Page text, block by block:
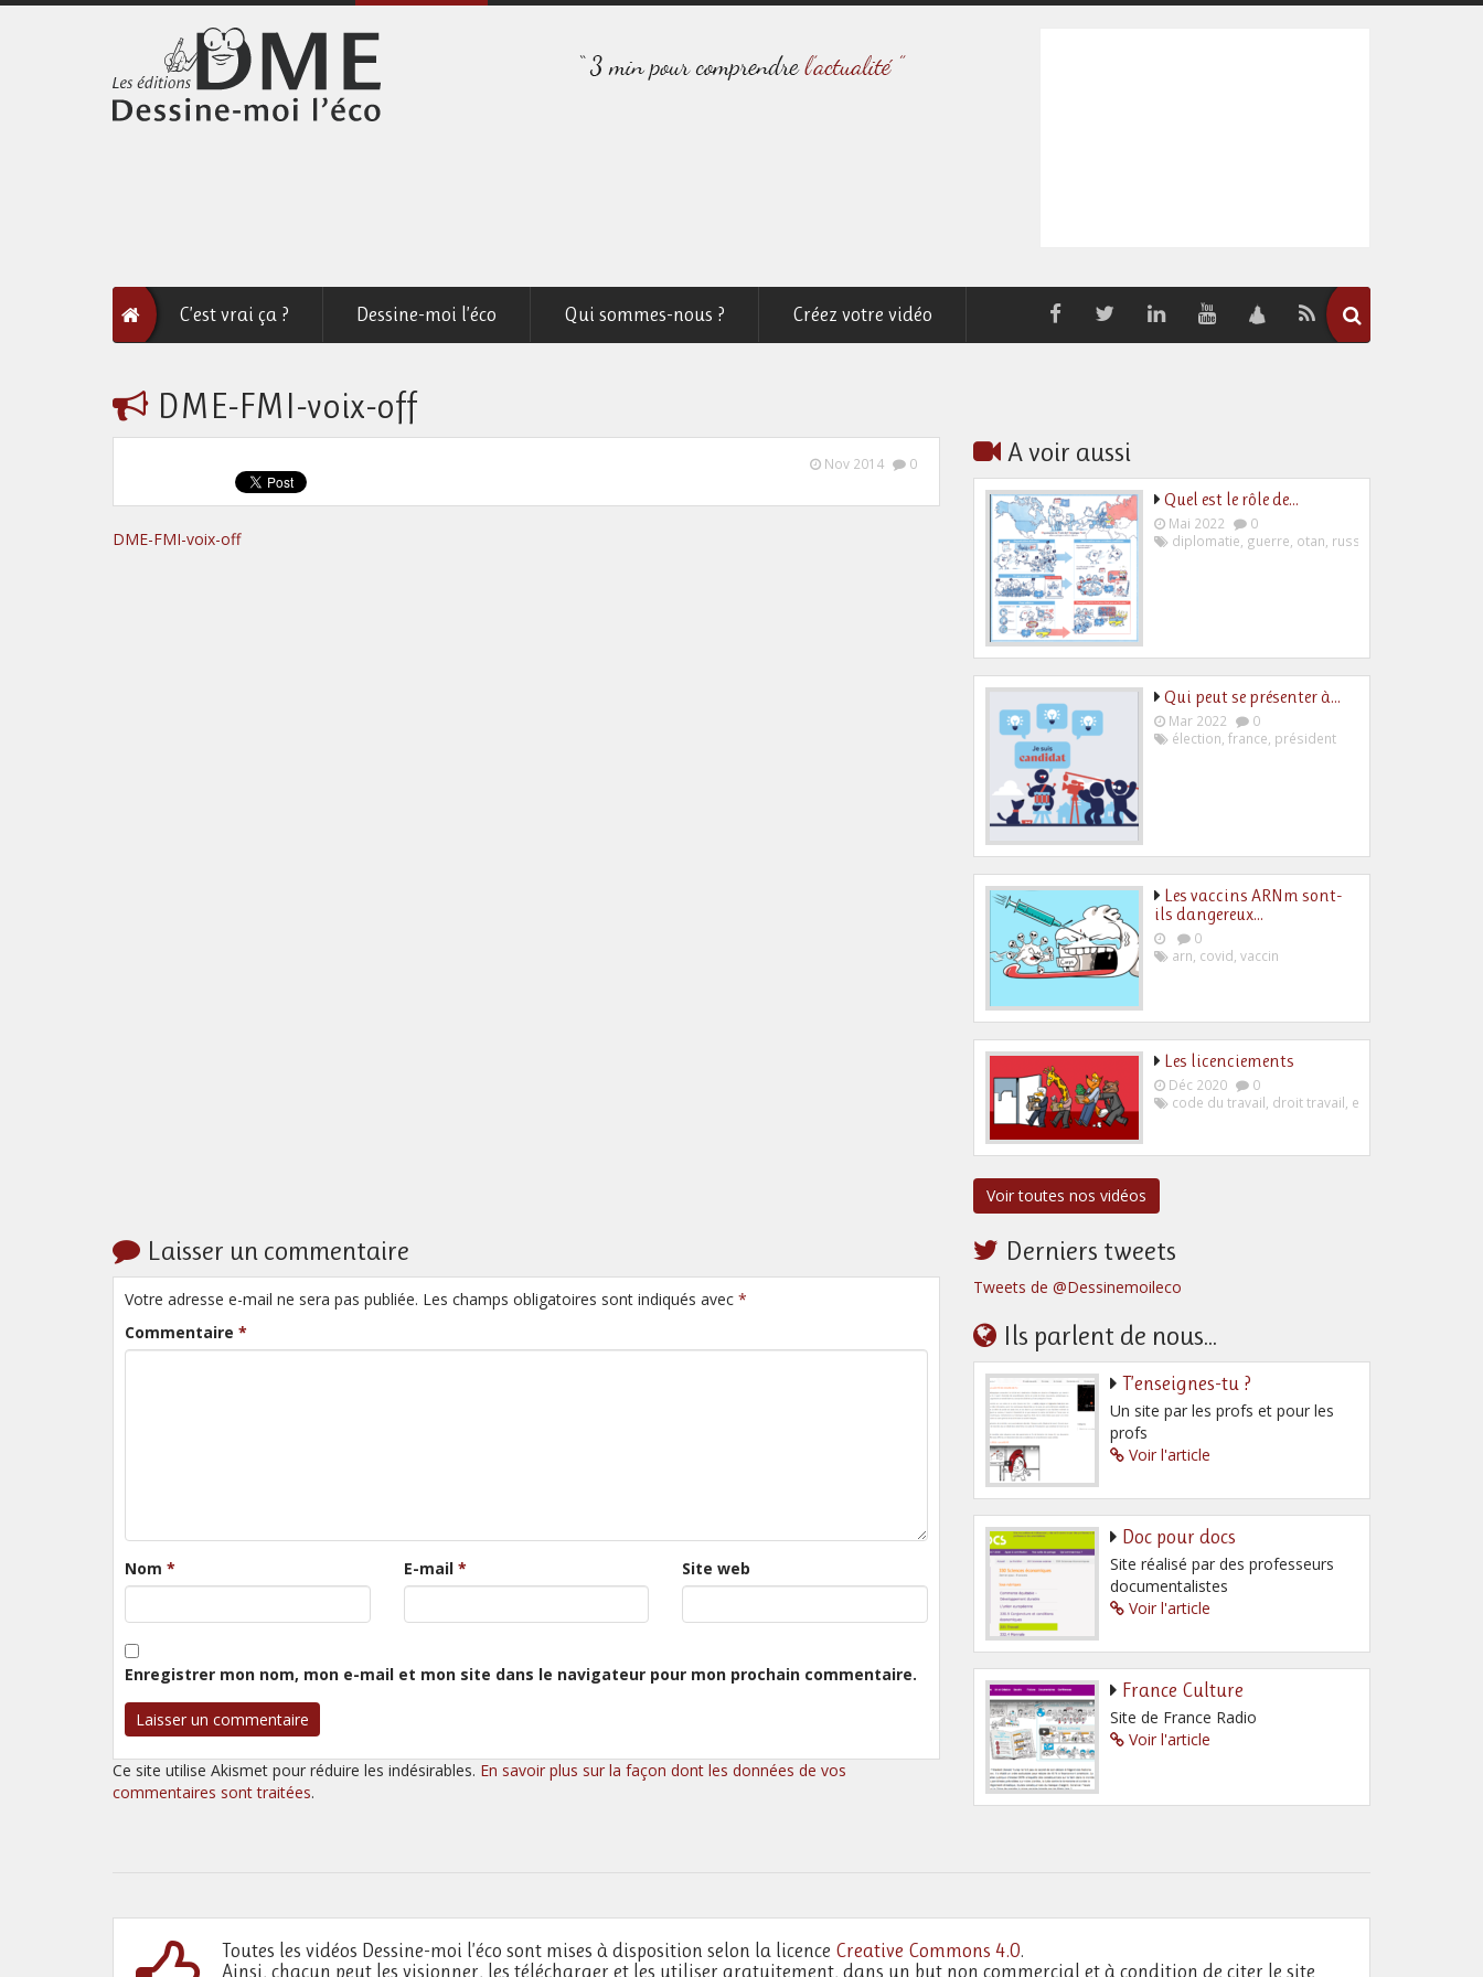
C’est vrai ça ? Dessine-moi l’éco Qui sommes-nous ? Créez votre vidéo
DME-FMI-voix-off
Nov 2014 0
DME-FMI-voix-off
A voir aussi
Quel est le rôle de…
Mai 2022
0
diplomatie guerre otan russie
Qui peut se présenter à…
Mar 2022
0
élection france président
Les vaccins ARNm sont-
ils dangereux…
0
arn covid vaccin
Les licenciements
Déc 2020
0
code du travail droit travail employeur
Voir toutes nos vidéos
Laisser un commentaire
Votre adresse e-mail ne sera pas publiée. Les champs obligatoires sont indiqués avec *
Commentaire *
Nom * E-mail * Site web
Enregistrer mon nom, mon e-mail et mon site dans le navigateur pour mon prochain commentaire.
Ce site utilise Akismet pour réduire les indésirables. En savoir plus sur la façon dont les données de vos
commentaires sont traitées.
Derniers tweets
Tweets de @Dessinemoileco
Ils parlent de nous...
T’enseignes-tu ?
Un site par les profs et pour les
profs
Voir l'article
Doc pour docs
Site réalisé par des professeurs
documentalistes
Voir l'article
France Culture
Site de France Radio
Voir l'article
Toutes les vidéos Dessine-moi l’éco sont mises à disposition selon la licence Creative Commons 4.0.
Ainsi, chacun peut les visionner, les télécharger et les utiliser gratuitement, dans un but non commercial et à condition de citer le site